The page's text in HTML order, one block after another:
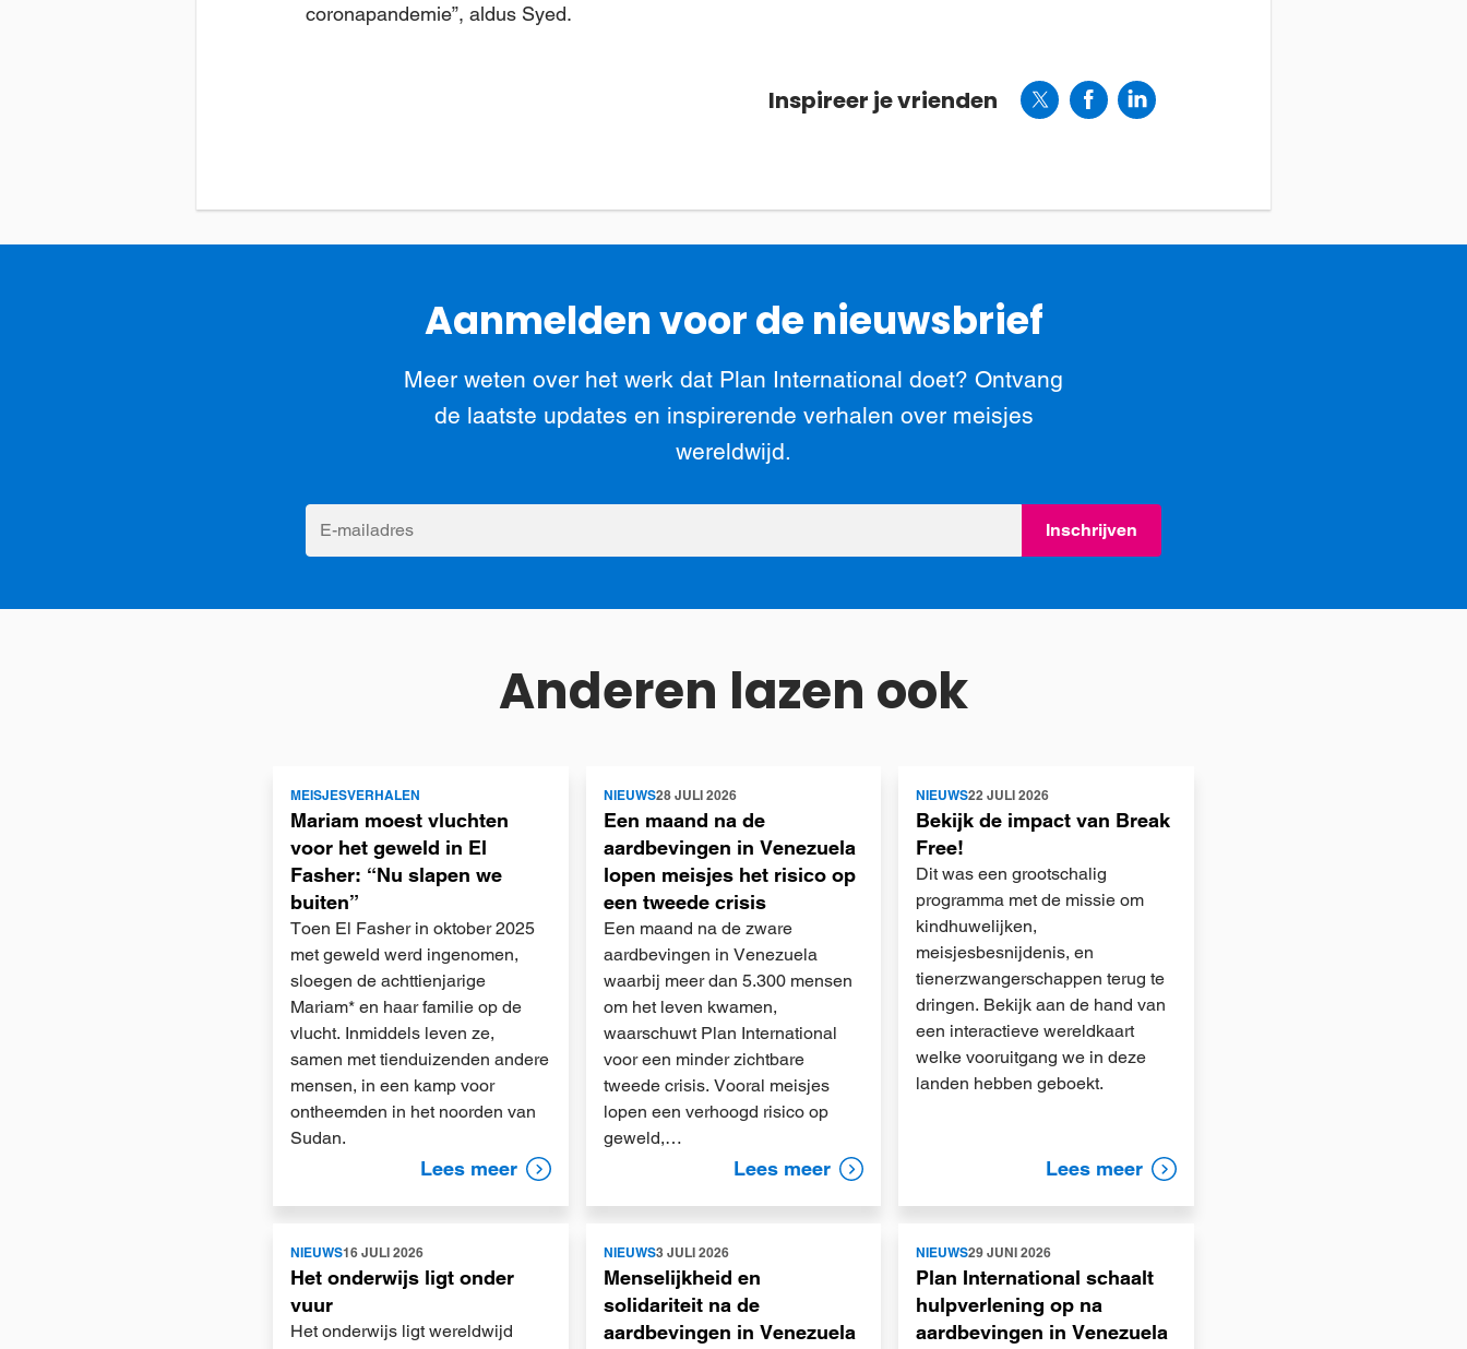
coronapandemie”, aldus Syed.
Inspireer je vrienden
Aanmelden voor de nieuwsbrief
Meer weten over het werk dat Plan International doet? Ontvang
de laatste updates en inspirerende verhalen over meisjes
wereldwijd.
E-
mailadres
Inschrijven
Anderen lazen ook
MEISJESVERHALEN
Mariam moest vluchten
voor het geweld in El
Fasher: “Nu slapen we
buiten”
Toen El Fasher in oktober 2025
met geweld werd ingenomen,
sloegen de achttienjarige
Mariam* en haar familie op de
vlucht. Inmiddels leven ze,
samen met tienduizenden andere
mensen, in een kamp voor
ontheemden in het noorden van
Sudan.
Lees meer
meer
NIEUWS28 JULI 2026
Een maand na de
aardbevingen in Venezuela
lopen meisjes het risico op
een tweede crisis
Een maand na de zware
aardbevingen in Venezuela
waarbij meer dan 5.300 mensen
om het leven kwamen,
waarschuwt Plan International
voor een minder zichtbare
tweede crisis. Vooral meisjes
lopen een verhoogd risico op
geweld,…
Lees meer
meer
NIEUWS22 JULI 2026
Bekijk de impact van Break
Free!
Dit was een grootschalig
programma met de missie om
kindhuwelijken,
meisjesbesnijdenis, en
tienerzwangerschappen terug te
dringen. Bekijk aan de hand van
een interactieve wereldkaart
welke vooruitgang we in deze
landen hebben geboekt.
Lees meer
meer
NIEUWS16 JULI 2026
Het onderwijs ligt onder
vuur
Het onderwijs ligt wereldwijd
meer
NIEUWS3 JULI 2026
Menselijkheid en
solidariteit na de
aardbevingen in Venezuela
meer
NIEUWS29 JUNI 2026
Plan International schaalt
hulpverlening op na
aardbevingen in Venezuela
meer